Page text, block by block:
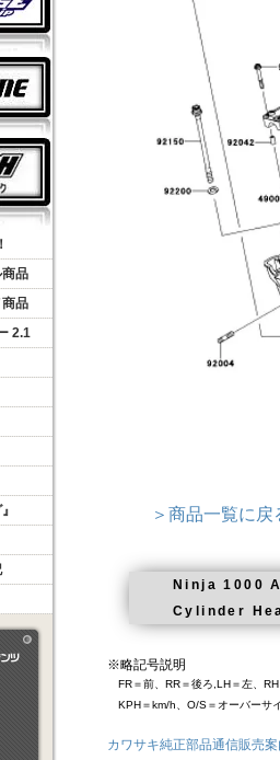
品
品
2.1
＞商品一覧に戻
Ninja 1000
Cylinder
※略記号説明
FR＝前、RR＝後ろ,LH＝左、
KPH＝km/h、O/S＝オーバーサ
カワサキ純正部品通信販売